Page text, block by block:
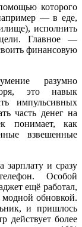
которого
— в еде,
исполнить
Главное —
финансовую
разумно
это навык
импульсивных
часть денег на
понимает, как
взвешенные
зарплату и сразу
Особой
ещё работал,
модной обновкой.
и пришлось
действует более